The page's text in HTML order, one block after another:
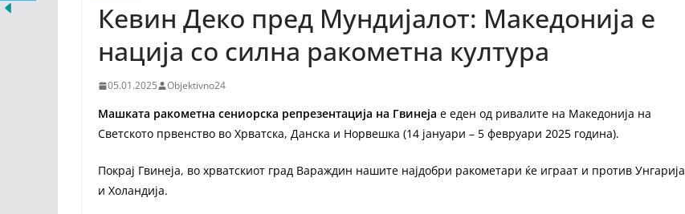
Кевин Деко пред Мундијалот: Македонија е
нација со силна ракометна култура
05.01.2025 Objektivno24
Машката ракометна сениорска репрезентација на Гвинеја е еден од ривалите на Македонија на
Светското првенство во Хрватска, Данска и Норвешка (14 јануари – 5 февруари 2025 година).
Покрај Гвинеја, во хрватскиот град Вараждин нашите најдобри ракометари ќе играат и против Унгарија
и Холандија.